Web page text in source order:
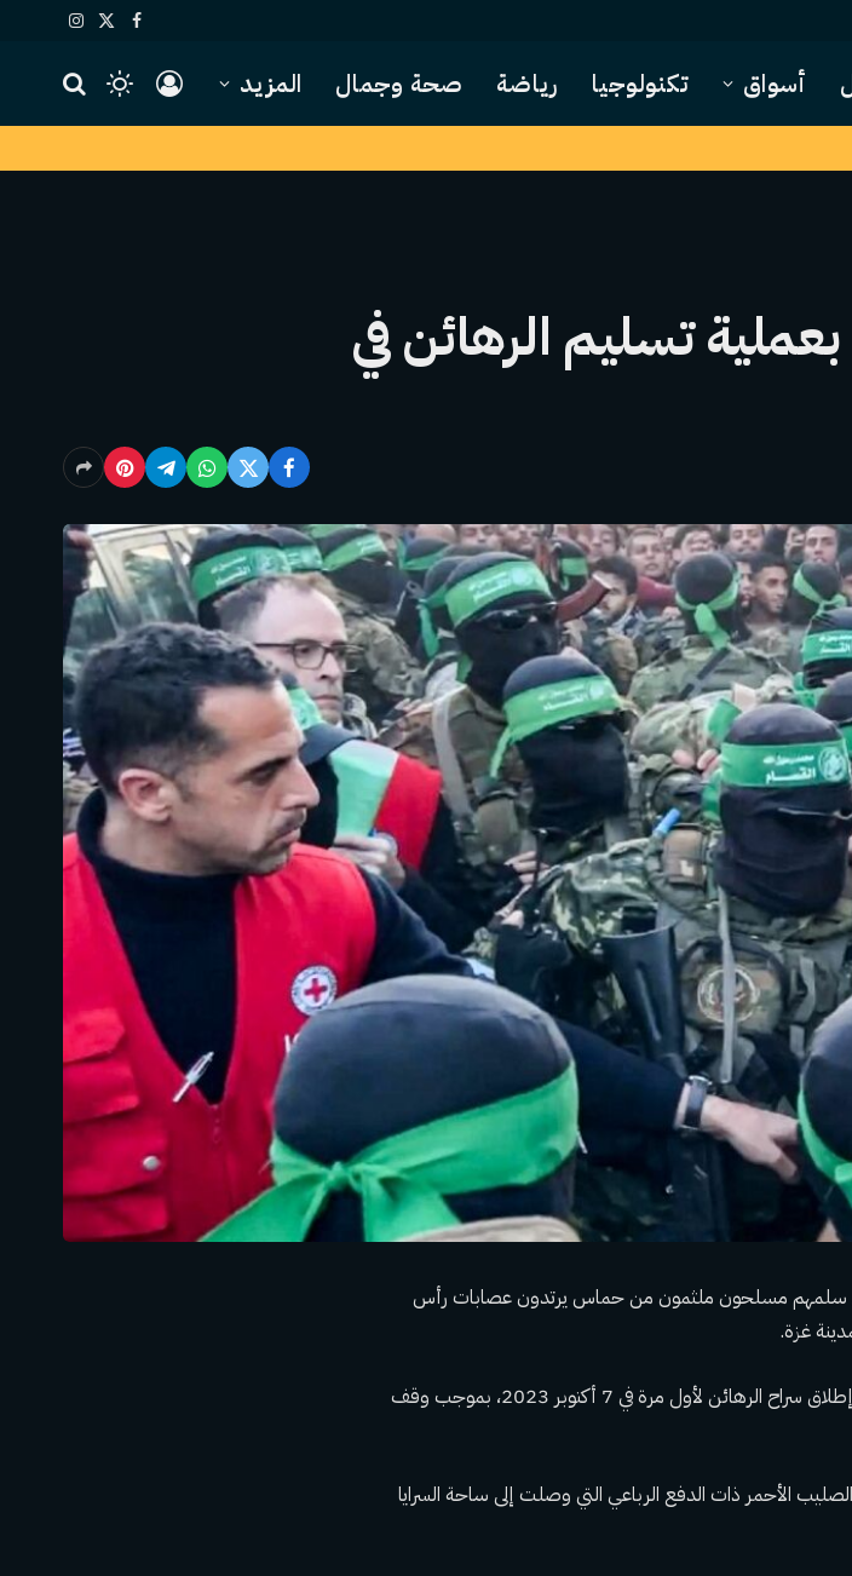
فيسبوك
X
الانستغرام
أسواق تكنولوجيا رياضة صحة وجمال المزيد
تسليم الرهائن في
سلمهم مسلحون ملثمون من حماس يرتدون عصابات رأس
غزة.
وتجمع حشد كثيف من الفلسطينيين لمشاهدة لحظة إطلاق سراح الرهائن لأول مرة في 7 أكتوبر 2023، بموجب وقف
الأحمر ذات الدفع الرباعي التي وصلت إلى ساحة السرايا